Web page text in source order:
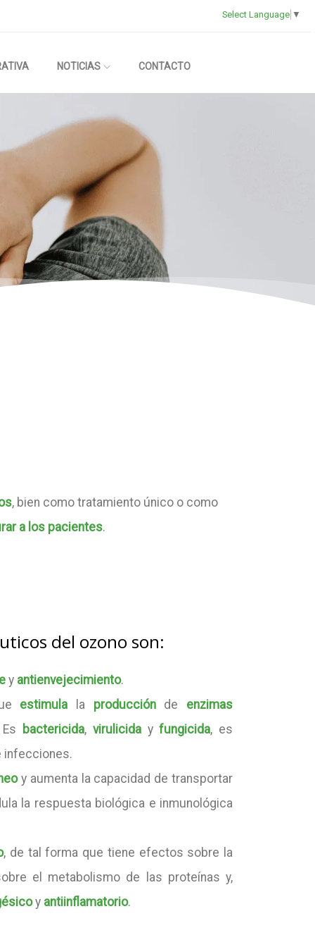
Select Language ▼
NOTICIAS CONTACTO
, bien como tratamiento único o como
a los pacientes.
del ozono son:
y antienvejecimiento.
estimula la producciónde enzimas
bactericida, virulicidayfungicida, es
infecciones.
y aumenta la capacidad de transportar
la respuesta biológica e inmunológica
, de tal forma que tiene efectos sobre la
el metabolismo de las proteínas y,
y antiinflamatorio.